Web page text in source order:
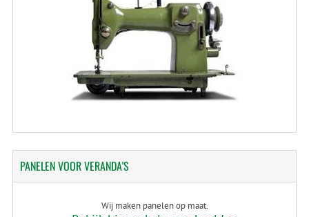
PANELENVOOR VERANDA'S
Wij maken panelen op maat.